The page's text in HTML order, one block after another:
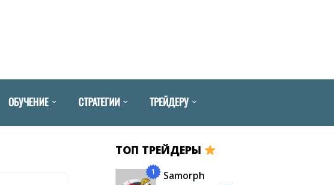
ОБУЧЕНИЕ СТРАТЕГИИ ТРЕЙДЕРУ
ТОП ТРЕЙДЕРЫ
1 Samorph